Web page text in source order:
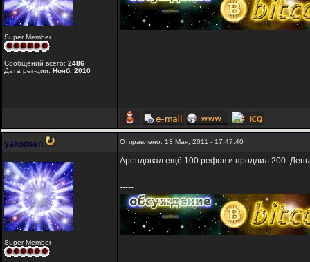
Super Member
Сообщений всего: 2486
Дата рег-ции: Нояб. 2010
yakodsen Отправлено: 13 Мая, 2011 - 17:47:40
Super Member
Арендовал ещё 100 рефов и продлил 200.
-----